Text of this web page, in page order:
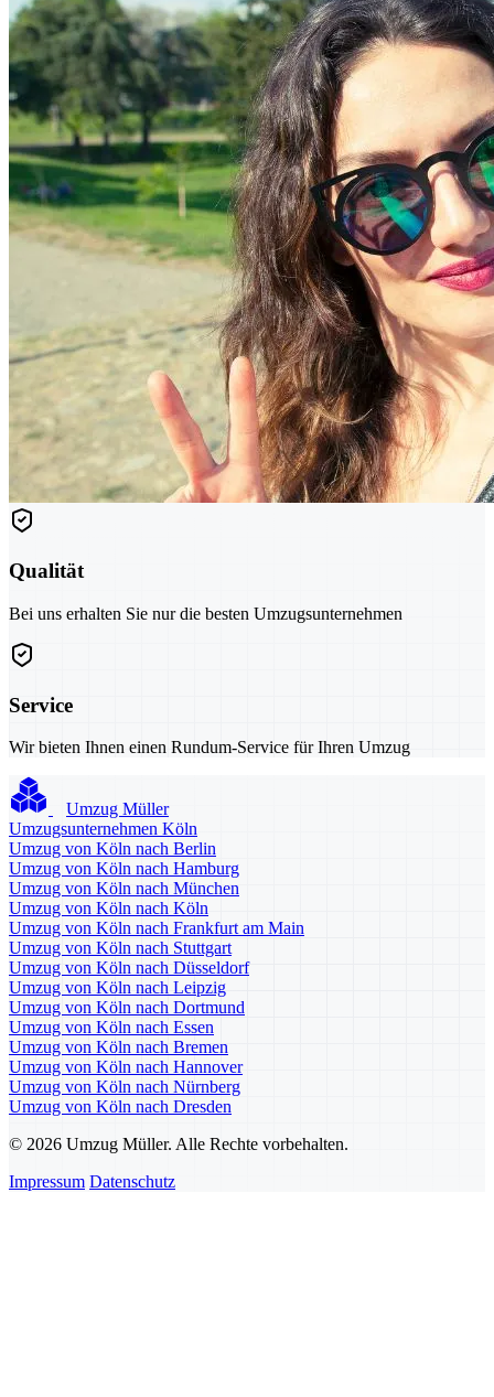
Qualität
Bei uns erhalten Sie nur die besten Umzugsunternehmen
Service
Wir bieten Ihnen einen Rundum-Service für Ihren Umzug
Umzug Müller
Umzugsunternehmen Köln
Umzug von Köln nach Berlin
Umzug von Köln nach Hamburg
Umzug von Köln nach München
Umzug von Köln nach Köln
Umzug von Köln nach Frankfurt am Main
Umzug von Köln nach Stuttgart
Umzug von Köln nach Düsseldorf
Umzug von Köln nach Leipzig
Umzug von Köln nach Dortmund
Umzug von Köln nach Essen
Umzug von Köln nach Bremen
Umzug von Köln nach Hannover
Umzug von Köln nach Nürnberg
Umzug von Köln nach Dresden
© 2026 Umzug Müller. Alle Rechte vorbehalten.
Impressum Datenschutz